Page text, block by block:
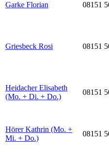
Garke Florian 08151
Griesbeck Rosi 08151
Heidacher Elisabeth
(Mo. + Di. + Do.)
08151
Hörer Kathrin (Mo. +
Mi. + Do.)
08151